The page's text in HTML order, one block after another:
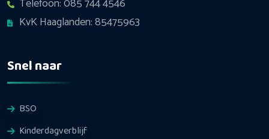
KvK Haaglanden: 85475963
Snel naar
BSO
Kinderdagverblijf